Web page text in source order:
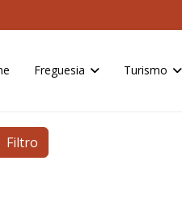
Freguesia Turismo
Filtro